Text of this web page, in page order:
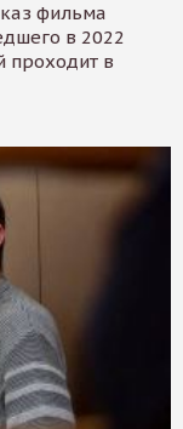
фильма
в 2022
проходит в